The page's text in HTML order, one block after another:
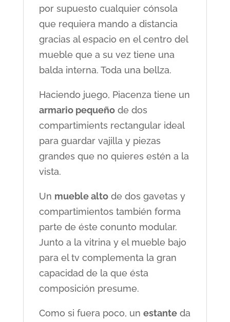
por supuesto cualquier cónsola
que requiera mando a distancia
gracias al espacio en el centro del
mueble que a su vez tiene una
balda interna. Toda una bellza.
Haciendo juego, Piacenza tiene un
armario pequeñode dos
compartimients rectangular ideal
para guardar vajilla y piezas
grandes que no quieres estén a la
vista.
Un mueble altode dos gavetas y
compartimientos también forma
parte de éste conunto modular.
Junto a la vitrina y el mueble bajo
para el tv complementa la gran
capacidad de la que ésta
composición presume.
Como si fuera poco, un estanteda